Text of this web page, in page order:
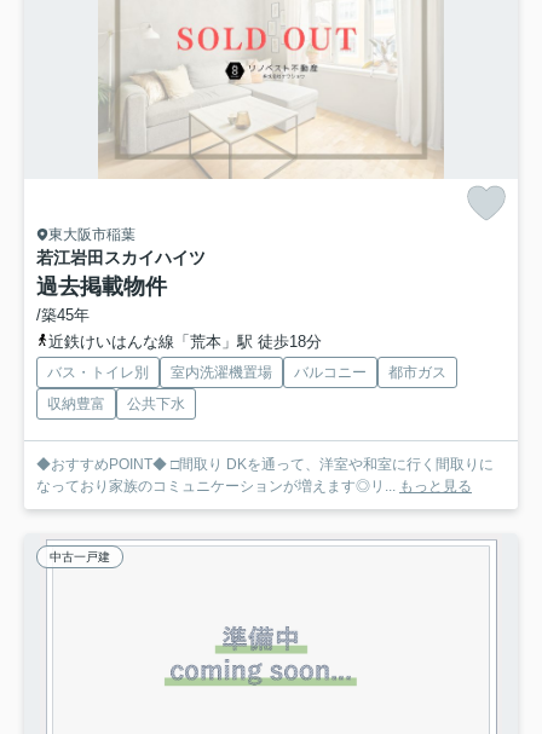
東大阪市稲葉
若江岩田スカイハイツ
過去掲載物件
/築45年
近鉄けいはんな線「荒本」駅 徒歩18分
バス・トイレ別 室内洗濯機置場 バルコニー
都市ガス
収納豊富
公共下水
◆おすすめPOINT◆ □間取り DKを通って、洋室や和室に行く間取りに
なっており家族のコミュニケーションが増えます◎リ... もっと見る
中古一戸建